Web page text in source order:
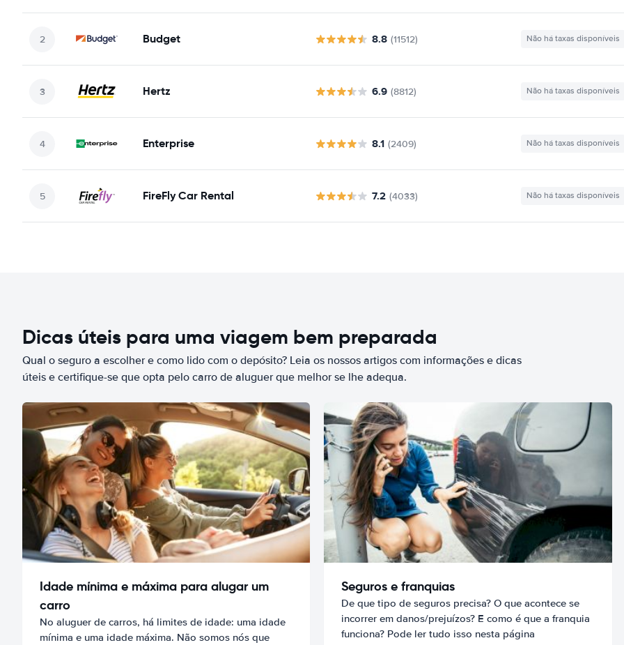
Budget 8.8 (11512) Não há taxas disponíveis
Hertz 6.9 (8812) Não há taxas disponíveis
Enterprise 8.1 (2409) Não há taxas disponíveis
FireFly Car Rental 7.2 (4033) Não há taxas disponíveis
Dicas úteis para uma viagem bem preparada
Qual o seguro a escolher e como lido com o depósito? Leia os nossos artigos com informações e dicas
úteis e certifique-se que opta pelo carro de aluguer que melhor se lhe adequa.
Idade mínima e máxima para alugar um
carro
No aluguer de carros, há limites de idade: uma idade
mínima e uma idade máxima. Não somos nós que
Seguros e franquias
De que tipo de seguros precisa? O que acontece se
incorrer em danos/prejuízos? E como é que a franquia
funciona? Pode ler tudo isso nesta página